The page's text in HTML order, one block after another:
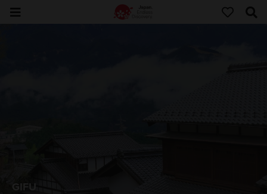
GIFU